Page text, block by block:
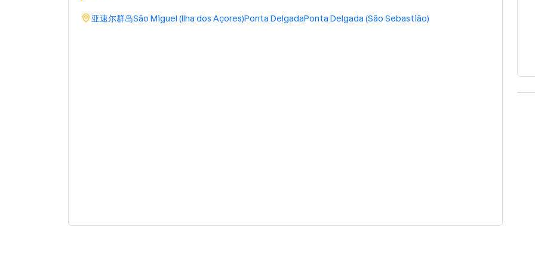
亚速尔群岛São Miguel (Ilha dos Açores)Ponta DelgadaPonta Delgada (São Sebastião)